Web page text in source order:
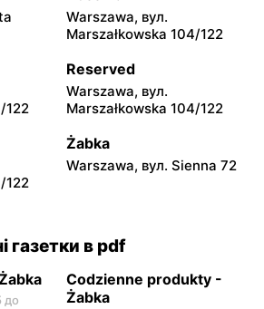
Żabka
41/43
Żabka
2/14
Żabka
Warszawa, вул.
Marszałkowska 104/122
122
Reserved
Warszawa, вул.
Marszałkowska 104/122
122
Żabka
Warszawa, вул. Sienna 72
газетки в pdf
до
Codzienne produkty -
Żabka